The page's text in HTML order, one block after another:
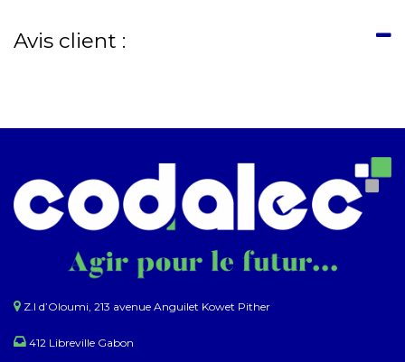
Avis client :
Z.I d’Oloumi, 213 avenue Anguilet Kowet Pither​
412 Libreville Gabon